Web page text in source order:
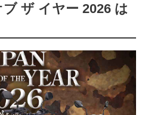
ザ イヤー 2026 は